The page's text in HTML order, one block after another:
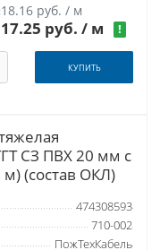
18.16 руб. / м
17.25 руб./ м !
КУПИТЬ
СЗ ПВХ 20 мм с
(состав ОКЛ)
474308593
710-002
ПожТехКабель